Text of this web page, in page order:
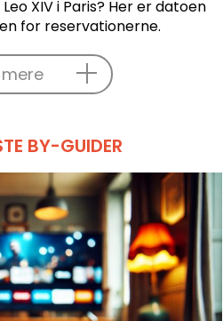
XIV i Paris? Her er datoen
for reservationerne.
mere
BY-GUIDER